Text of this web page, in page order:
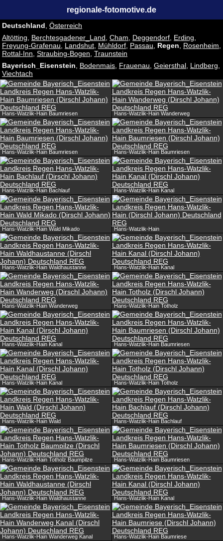
regionale-fotomotive.de
Deutschland, Österreich
Altötting, Berchtesgadener_Land, Cham, Deggendorf, Erding,
Freyung-Grafenau, Landshut, Mühldorf, Passau, Regen, Rosenheim,
Rottal-Inn, Straubing-Bogen, Traunstein
Bayerisch_Eisenstein, Bodenmais, Frauenau, Geiersthal, Lindberg,
Viechtach
Hans-Watzlik-Hain Baumriesen
Hans-Watzlik-Hain Baumriesen
Hans-Watzlik-Hain Bachlauf
Hans-Watzlik-Hain Wald Mikado
Hans-Watzlik-Hain Waldhaustanne
Hans-Watzlik-Hain Wanderweg
Hans-Watzlik-Hain Kanal
Hans-Watzlik-Hain Kanal
Hans-Watzlik-Hain Wald
Hans-Watzlik-Hain Totholz Baumpilze
Hans-Watzlik-Hain Waldhaustanne
Hans-Watzlik-Hain Wanderweg Kanal
Hans-Watzlik-Hain Wanderweg
Hans-Watzlik-Hain Baumriesen
Hans-Watzlik-Hain Kanal
Hans-Watzlik-Hain
Hans-Watzlik-Hain Kanal
Hans-Watzlik-Hain Totholz
Hans-Watzlik-Hain Baumriesen
Hans-Watzlik-Hain Totholz
Hans-Watzlik-Hain Bachlauf
Hans-Watzlik-Hain Baumriesen
Hans-Watzlik-Hain Kanal
Hans-Watzlik-Hain Baumriese